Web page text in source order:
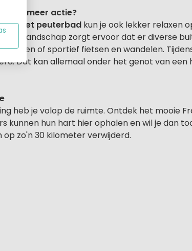
wat meer actie?
met peuterbad kun je ook lekker relaxen
berglandschap zorgt ervoor dat er diverse
of sportief fietsen en wandelen.
Dat kan allemaal onder het genot van
heb je volop de ruimte. Ontdek het mooie
kunnen hun hart hier ophalen en wil je dan
op zo'n 30 kilometer verwijderd.